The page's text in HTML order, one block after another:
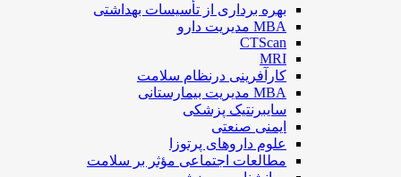
بهره برداری از تأسیسات بهداشتی
MBA مدیریت دارو
CTScan
MRI
کارآفرینی درنظام سلامت
MBA مدیریت بیمارستانی
سایبرنتیک پزشکی
ایمنی صنعتی
علوم داروهای پرتوزا
مطالعات اجتماعی مؤثر بر سلامت